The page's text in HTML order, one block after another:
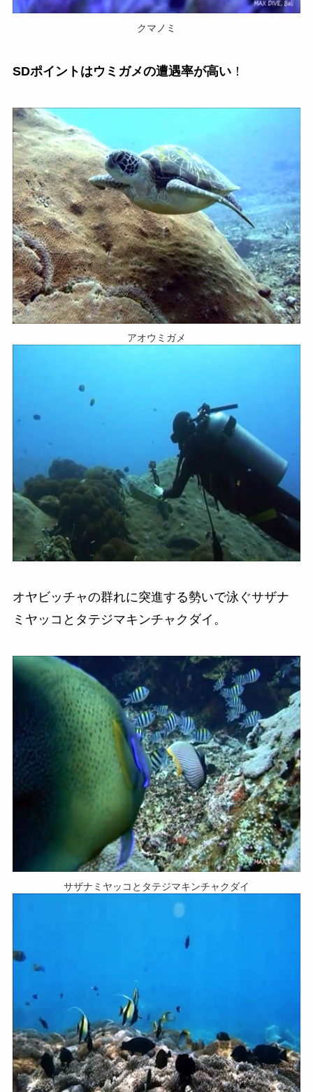
クマノミ
SDポイントはウミガメの遭遇率が高い！
アオウミガメ
オヤビッチャの群れに突進する勢いで泳ぐサザナ
ミヤッコとタテジマキンチャクダイ。
サザナミヤッコとタテジマキンチャクダイ